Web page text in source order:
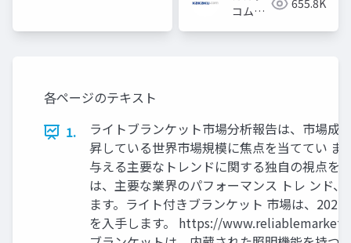
コム採
655.8K
各ページのテキスト
1.
ライトブランケット市場分析報告は、市場成
昇している世界市場規模に焦点を当ててい
与える主要なトレンドに関する独自の視点を
は、主要な業界のパフォーマンス トレ ンド
ます。ライト付きブランケット 市場は、
を入手します。 https://